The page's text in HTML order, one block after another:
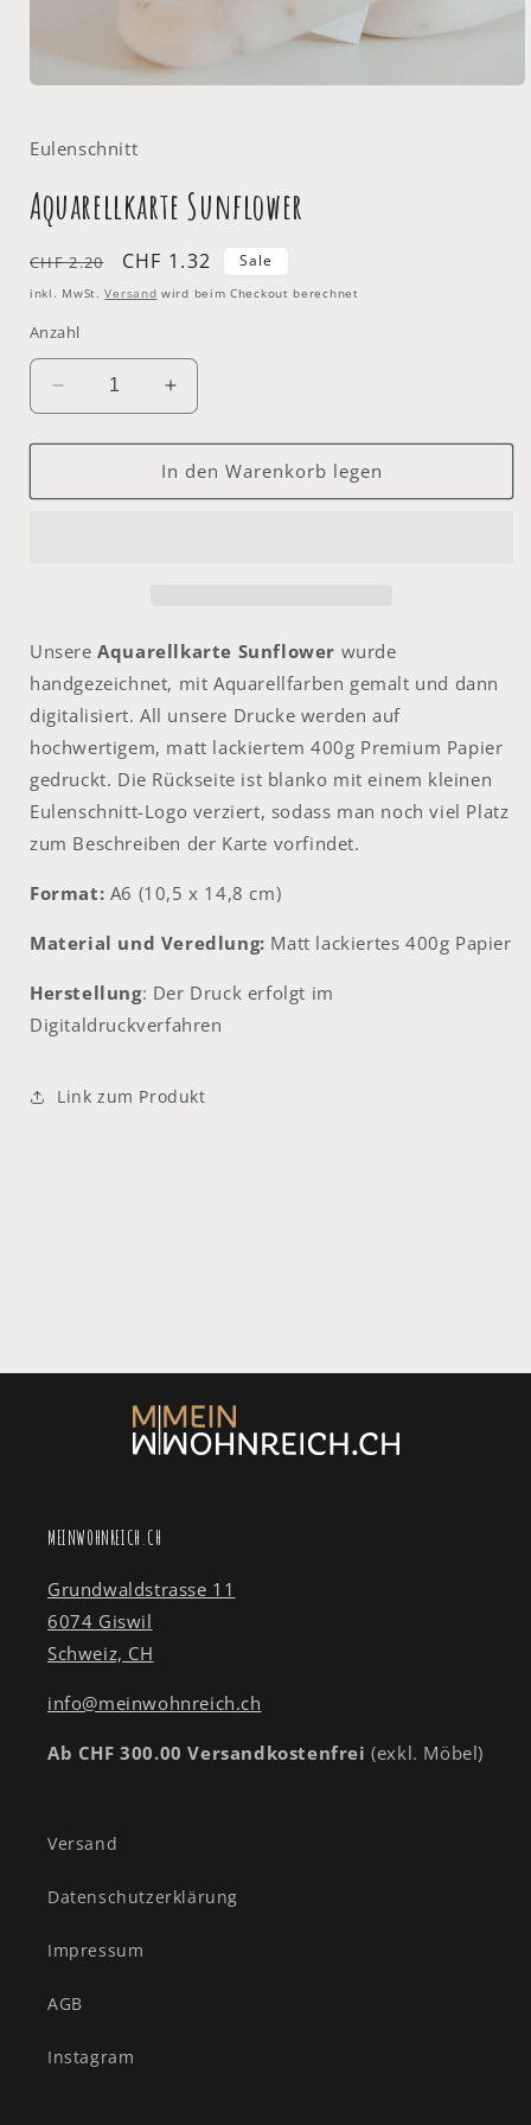
Modal
Eulenschnitt
Aquarellkarte Sunflower
Normaler
Preis
CHF 2.20 Verkaufspreis
CHF 1.32 Sale
inkl. MwSt.Versand wird beim Checkout berechnet
Anzahl
Verringere
die
Menge
Aquarellkarte
Erhöhe
die
Menge
für
Aquarellkarte
In den Warenkorb legen
UnsereAquarellkarte Sunflower wurde
handgezeichnet, mit Aquarellfarben gemalt und dann
digitalisiert. All unsere Drucke werden auf
hochwertigem, matt lackiertem 400g Premium Papier
gedruckt. Die Rückseite ist blanko mit einem kleinen
Eulenschnitt-Logo verziert, sodass man noch viel Platz
zum Beschreiben der Karte vorfindet.
Format: A6 (10,5 x 14,8 cm)
Material und Veredlung: Matt lackiertes 400g Papier
Herstellung: Der Druck erfolgt im
Digitaldruckverfahren
Link zum Produkt
MEINWOHNREICH.CH
Grundwaldstrasse 11
6074 Giswil
Schweiz, CH
info@meinwohnreich.ch
Ab CHF 300.00 Versandkostenfrei(exkl. Möbel)
Versand
Datenschutzerklärung
Impressum
AGB
Instagram